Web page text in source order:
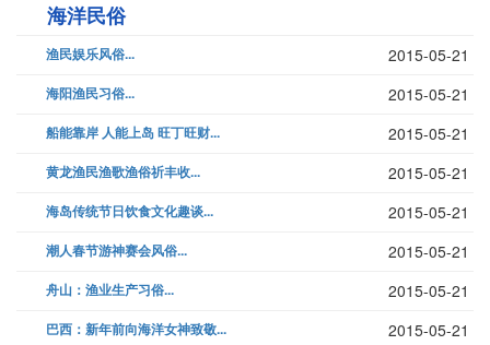
海洋民俗
渔民娱乐风俗... 2015-05-21
海阳渔民习俗... 2015-05-21
船能靠岸 人能上岛 旺丁旺财... 2015-05-21
黄龙渔民渔歌渔俗祈丰收... 2015-05-21
海岛传统节日饮食文化趣谈... 2015-05-21
潮人春节游神赛会风俗... 2015-05-21
舟山：渔业生产习俗... 2015-05-21
巴西：新年前向海洋女神致敬... 2015-05-21